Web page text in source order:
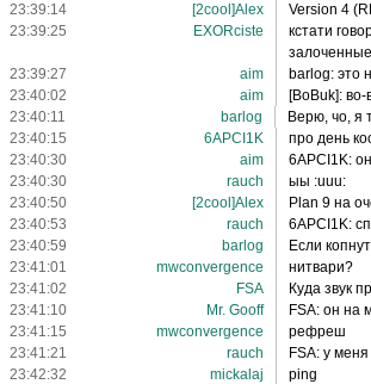
23:39:14
[2cool]Alex
Version 4
23:39:25
EXORciste
кстати
23:39:27
aim
barlog: это
23:40:02
aim
[BoBuk]: во-
23:40:11
barlog
Верю, чо, я
23:40:15
6APCI1K
про день
23:40:30
aim
6APCI1K:
23:40:30
rauch
ыы :uuu:
23:40:50
[2cool]Alex
Plan 9 на
23:40:53
rauch
6APCI1K:
23:40:59
barlog
Если
23:41:01
mwconvergence
нитвари?
23:41:02
FSA
Куда звук
23:41:10
Mr. Gooff
FSA: он на
23:41:15
mwconvergence
рефреш
23:41:21
rauch
FSA: у
23:42:32
mickalaj
ping